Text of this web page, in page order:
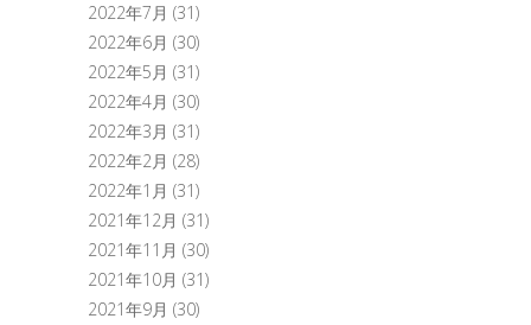
2022年7月 (31)
2022年6月 (30)
2022年5月 (31)
2022年4月 (30)
2022年3月 (31)
2022年2月 (28)
2022年1月 (31)
2021年12月 (31)
2021年11月 (30)
2021年10月 (31)
2021年9月 (30)